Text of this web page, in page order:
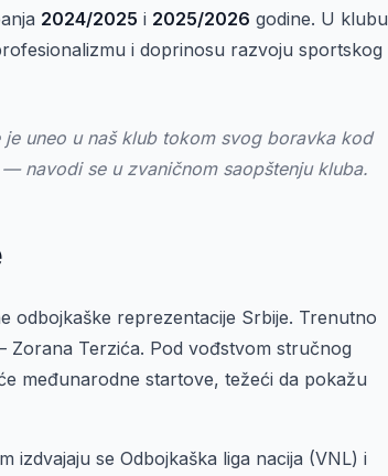
2024/2025 i 2025/2026 godine. U klubu
i doprinosu razvoju sportskog
uneo u naš klub tokom svog boravka kod
navodi se u zvaničnom saopštenju kluba.
odbojkaške reprezentacije Srbije. Trenutno
Terzića. Pod vođstvom stručnog
međunarodne startove, težeći da pokažu
izdvajaju se Odbojkaška liga nacija (VNL) i